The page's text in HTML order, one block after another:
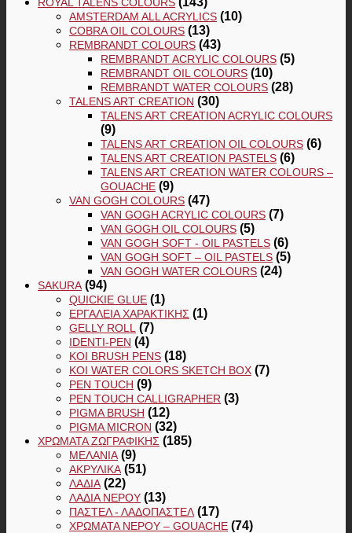
AMSTERDAM ALL ACRYLICS (10)
COBRA OIL COLOURS (13)
REMBRANDT COLOURS (43)
REMBRANDT ACRYLIC COLOURS (5)
REMBRANDT OIL COLOURS (10)
REMBRANDT WATER COLOURS (28)
TALENS ART CREATION (30)
TALENS ART CREATION ACRYLIC COLOURS
(9)
TALENS ART CREATION OIL COLOURS (6)
TALENS ART CREATION PASTELS (6)
TALENS ART CREATION WATER COLOURS –
GOUACHE (9)
VAN GOGH COLOURS (47)
VAN GOGH ACRYLIC COLOURS (7)
VAN GOGH OIL COLOURS (5)
VAN GOGH SOFT - OIL PASTELS (6)
VAN GOGH SOFT – OIL PASTELS (5)
VAN GOGH WATER COLOURS (24)
SAKURA (94)
QUICKIE GLUE (1)
ΕΡΓΑΛΕΊΑ ΧΑΡΑΚΤΙΚΉΣ (1)
GELLY ROLL (7)
IDENTI-PEN (4)
KOI BRUSH PENS (18)
KOI WATER COLORS SKETCH BOX (7)
PEN TOUCH (9)
PEN TOUCH CALLIGRAPHER (3)
PIGMA BRUSH (12)
PIGMA MICRON (32)
ΧΡΏΜΑΤΑ ΖΩΓΡΑΦΙΚΉΣ (185)
ΜΕΛΆΝΙΑ (9)
ΑΚΡΥΛΙΚΆ (51)
ΛΆΔΙΑ (22)
ΛΆΔΙΑ ΝΕΡΟΎ (13)
ΠΑΣΤΕΛ - ΛΑΔΟΠΑΣΤΕΛ (17)
ΧΡΏΜΑΤΑ ΝΕΡΟΎ – GOUACHE (74)